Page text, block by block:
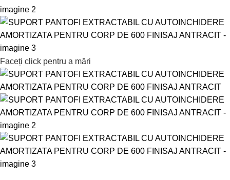
Faceți click pentru a mări